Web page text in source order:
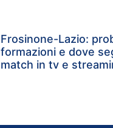
Frosinone-Lazio:
formazioni e dove
match in tv e